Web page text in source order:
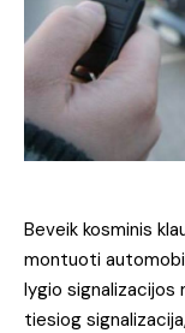
Beveik kosminis
montuoti
lygio signalizacijos
tiesiog